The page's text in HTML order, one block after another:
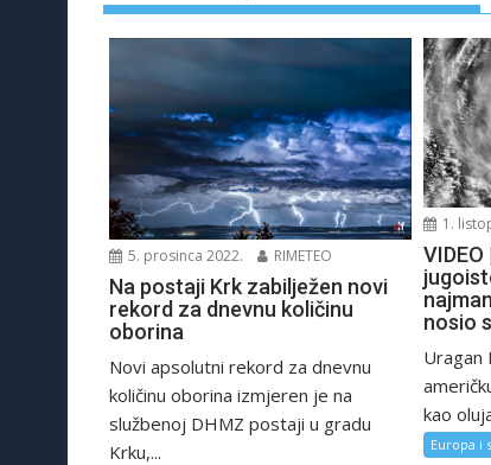
5. prosinca 2022. RIMETEO
Na postaji Krk zabilježen novi
rekord za dnevnu količinu
oborina
Novi apsolutni rekord za dnevnu
količinu oborina izmjeren je na
službenoj DHMZ postaji u gradu
Krku,...
1.
nosio
Uragan
kao
Europa i